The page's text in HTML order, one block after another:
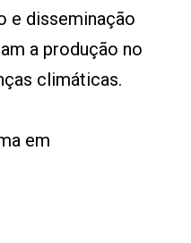
e disseminação
a produção no
climáticas.
em